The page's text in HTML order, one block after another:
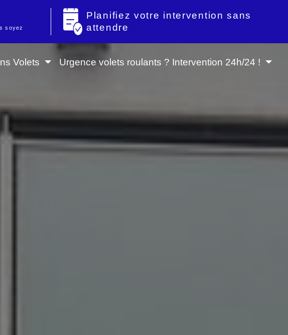
soyez
Planifiez votre intervention sans
attendre
Volets Urgence volets roulants ? Intervention 24h/24 !